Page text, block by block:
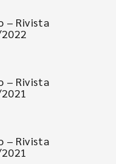
– Rivista
– Rivista
– Rivista